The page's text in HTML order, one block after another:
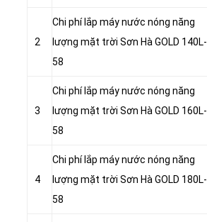
2
Chi phí lắp máy nước nóng năng
lượng mặt trời Sơn Hà GOLD 140L-
58
3
Chi phí lắp máy nước nóng năng
lượng mặt trời Sơn Hà GOLD 160L-
58
4
Chi phí lắp máy nước nóng năng
lượng mặt trời Sơn Hà GOLD 180L-
58